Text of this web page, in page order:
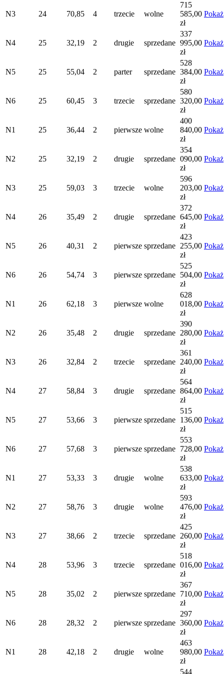
N3 24 70,85 4 trzecie wolne
715
585,00
zł
Pokaż
N4 25 32,19 2 drugie sprzedane
337
995,00
zł
Pokaż
N5 25 55,04 2 parter sprzedane
528
384,00
zł
Pokaż
N6 25 60,45 3 trzecie sprzedane
580
320,00
zł
Pokaż
N1 25 36,44 2 pierwsze wolne
400
840,00
zł
Pokaż
N2 25 32,19 2 drugie sprzedane
354
090,00
zł
Pokaż
N3 25 59,03 3 trzecie wolne
596
203,00
zł
Pokaż
N4 26 35,49 2 drugie sprzedane
372
645,00
zł
Pokaż
N5 26 40,31 2 pierwsze sprzedane
423
255,00
zł
Pokaż
N6 26 54,74 3 pierwsze sprzedane
525
504,00
zł
Pokaż
N1 26 62,18 3 pierwsze wolne
628
018,00
zł
Pokaż
N2 26 35,48 2 drugie sprzedane
390
280,00
zł
Pokaż
N3 26 32,84 2 trzecie sprzedane
361
240,00
zł
Pokaż
N4 27 58,84 3 drugie sprzedane
564
864,00
zł
Pokaż
N5 27 53,66 3 pierwsze sprzedane
515
136,00
zł
Pokaż
N6 27 57,68 3 pierwsze sprzedane
553
728,00
zł
Pokaż
N1 27 53,33 3 drugie wolne
538
633,00
zł
Pokaż
N2 27 58,76 3 drugie wolne
593
476,00
zł
Pokaż
N3 27 38,66 2 trzecie sprzedane
425
260,00
zł
Pokaż
N4 28 53,96 3 trzecie sprzedane
518
016,00
zł
Pokaż
N5 28 35,02 2 pierwsze sprzedane
367
710,00
zł
Pokaż
N6 28 28,32 2 pierwsze sprzedane
297
360,00
zł
Pokaż
N1 28 42,18 2 drugie wolne
463
980,00
zł
Pokaż
544